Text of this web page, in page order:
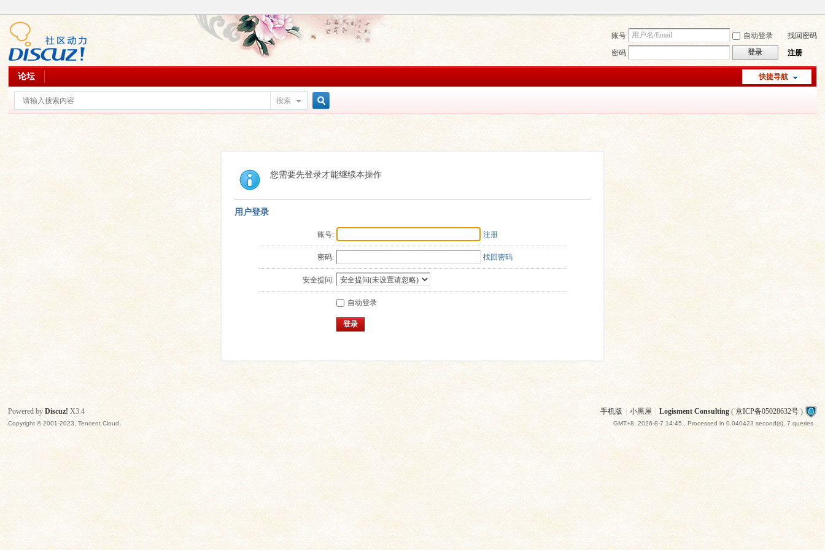
账号 自动登录
找回密码
密码
登录 注册
快捷导航
论坛
搜索
索
您需要先登录才能继续本操作
用户登录
账号: 注册
密码: 找回密码
安全提问:
自动登录
登录
手机版 小黑屋 Logisment Consulting( 京ICP备05028632号)
GMT+8, 2026-8-7 14:45, Processed in 0.040423 second(s), 7 queries .
Powered byDiscuz! X3.4
Copyright © 2001-2023, Tencent Cloud.